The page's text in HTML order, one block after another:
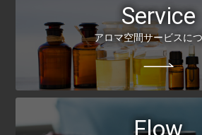
Service
アロマ空間サービスに
Flow